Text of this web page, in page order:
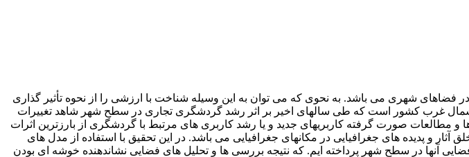
فضاهای شهری می باشد. به نحوی که می توان به این وسیله شناخت با ارزشی را از نحوه تأثیر گذاری
غرب کشور است که طی سالهای اخیر بر اثر رشد گردشگری تجاری در سطح شهر شاهد تغییرات
و مطالعات صورت گرفته کاربریهای جدید و یا رشد کاربری های مرتبط با گردشگری از بارزترین اثرات
و پدیده های جغرافیایی در مکانهای جغرافیایی می باشد. در این تحقیق با استفاده از مدل های
آنها در سطح شهر پرداخته ایم. که نتیجه بررسی ها و تحلیل های فضایی نشاندهنده خوشه ای بودن